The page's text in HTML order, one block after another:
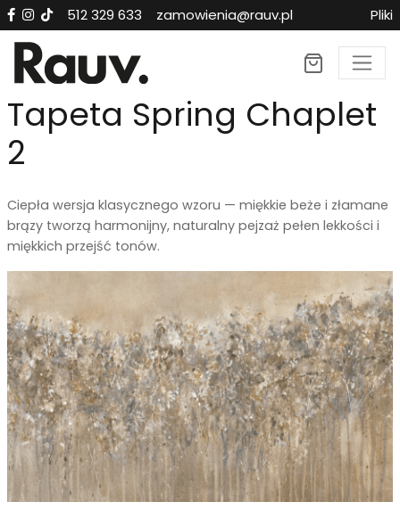
512 329 633 zamowienia@rauv.pl Pliki
Tapeta Spring Chaplet
2
Ciepła wersja klasycznego wzoru — miękkie beże i złamane
brązy tworzą harmonijny, naturalny pejzaż pełen lekkości i
miękkich przejść tonów.
×